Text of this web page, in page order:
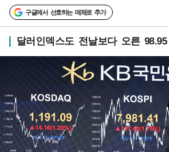
구글에서 선호하는 매체로 추가
달러인덱스도 전날보다 오른